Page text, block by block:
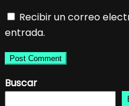
Recibir un correo
entrada.
Buscar